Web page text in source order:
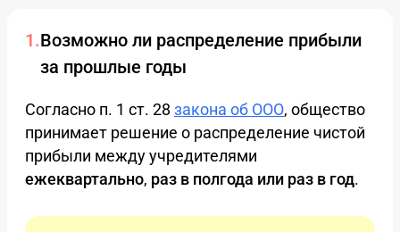
Возможно ли распределение прибыли
за прошлые годы
Согласно п. 1 ст. 28 закона об ООО, общество
принимает решение о распределение чистой
прибыли между учредителями
ежеквартально, раз в полгода или раз в год.